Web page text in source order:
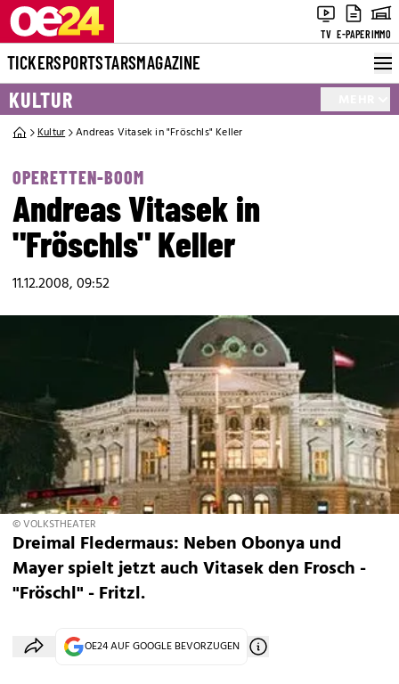
TV E-PAPERIMMO
TICKERSPORTSTARSMAGAZINE
KULTUR
Kultur Andreas Vitasek in "Fröschls" Keller
OPERETTEN-BOOM
Andreas Vitasek in
"Fröschls" Keller
11.12.2008, 09:52
© VOLKSTHEATER
Dreimal Fledermaus: Neben Obonya und
Mayer spielt jetzt auch Vitasek den Frosch -
"Fröschl" - Fritzl.
OE24 AUF GOOGLE BEVORZUGEN